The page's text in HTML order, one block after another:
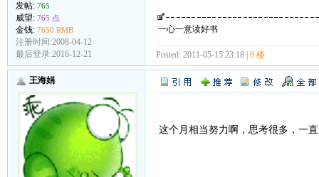
发帖: 765
威望: 765 点
金钱: 7650 RMB
注册时间:2008-04-12
最后登录:2016-12-21
一心一意读好书
Posted: 2011-05-15 23:18 | 6 楼
王海娟
这个月相当努力啊，思考很多，一